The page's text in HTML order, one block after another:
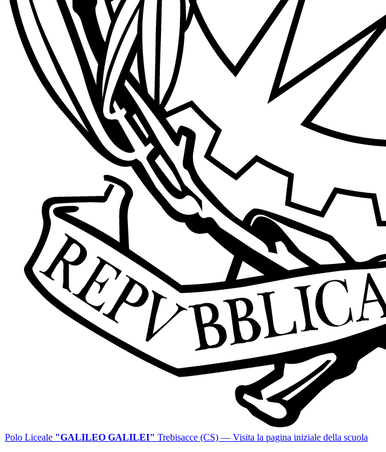
Polo Liceale "GALILEO GALILEI" Trebisacce (CS) — Visita la pagina iniziale della scuola